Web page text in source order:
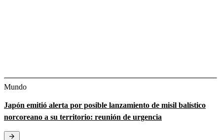
Mundo
Japón emitió alerta por posible lanzamiento de misil balístico
norcoreano a su territorio: reunión de urgencia